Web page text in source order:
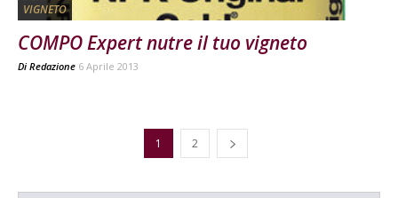
VIGNETO
COMPO Expert nutre il tuo vigneto
Di Redazione 6 Aprile 2013
1 2